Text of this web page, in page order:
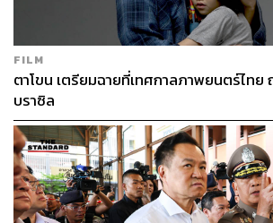
FILM
ตาโขน เตรียมฉายที่เทศกาลภาพยนตร์ไทย
บราซิล